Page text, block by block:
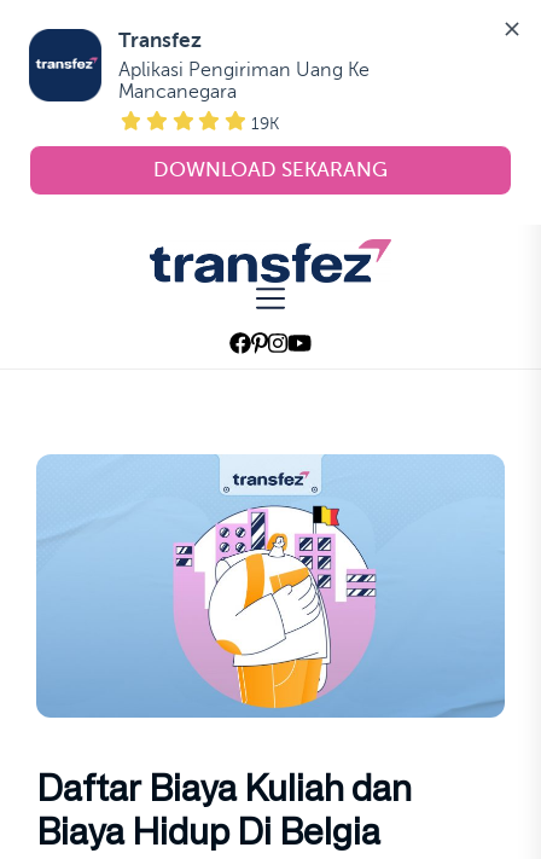
Transfez
Aplikasi Pengiriman Uang Ke
Mancanegara
19K
DOWNLOAD SEKARANG
Transfez
Daftar Biaya Kuliah dan
Biaya Hidup Di Belgia